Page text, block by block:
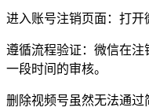
进入账号注销页面：打开
遵循流程验证：微信在
一段时间的审核。
删除视频号虽然无法通